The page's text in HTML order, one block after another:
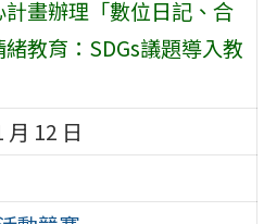
畫辦理「數位日記、合
教育：SDGs議題導入教
12 日